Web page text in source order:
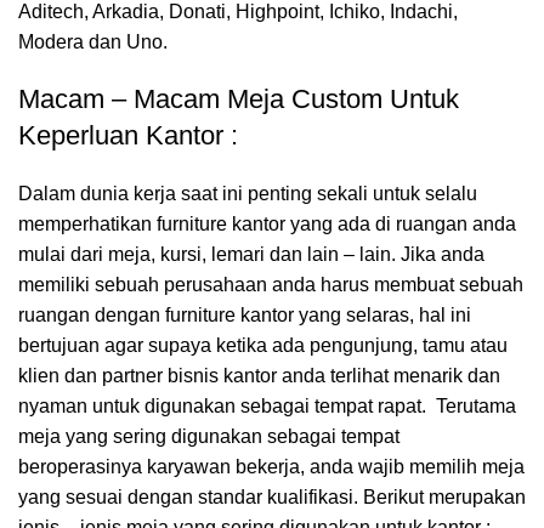
Aditech, Arkadia, Donati, Highpoint, Ichiko, Indachi,
Modera dan Uno.
Macam – Macam Meja Custom Untuk
Keperluan Kantor :
Dalam dunia kerja saat ini penting sekali untuk selalu
memperhatikan furniture kantor yang ada di ruangan anda
mulai dari meja, kursi, lemari dan lain – lain. Jika anda
memiliki sebuah perusahaan anda harus membuat sebuah
ruangan dengan furniture kantor yang selaras, hal ini
bertujuan agar supaya ketika ada pengunjung, tamu atau
klien dan partner bisnis kantor anda terlihat menarik dan
nyaman untuk digunakan sebagai tempat rapat. Terutama
meja yang sering digunakan sebagai tempat
beroperasinya karyawan bekerja, anda wajib memilih meja
yang sesuai dengan standar kualifikasi. Berikut merupakan